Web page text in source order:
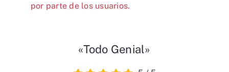
por parte de los usuarios.
«Todo Genial»